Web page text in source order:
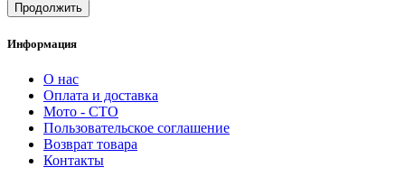
Продолжить
Информация
О нас
Оплата и доставка
Мото - CTO
Пользовательское соглашение
Возврат товара
Контакты